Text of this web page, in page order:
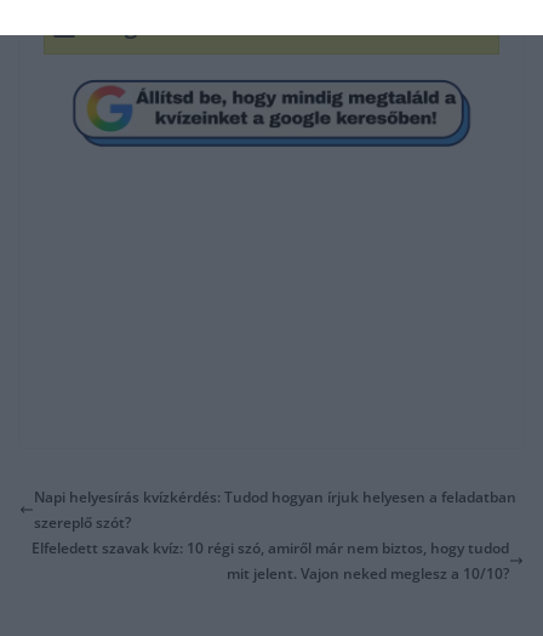
Napi helyesírás kvízkérdés: Tudod hogyan írjuk helyesen a feladatban
szereplő szót?
Elfeledett szavak kvíz: 10 régi szó, amiről már nem biztos, hogy tudod
mit jelent. Vajon neked meglesz a 10/10?